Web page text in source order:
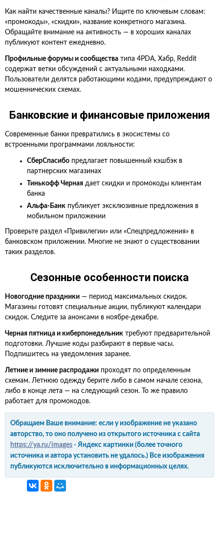
Как найти качественные каналы? Ищите по ключевым словам:
«промокоды», «скидки», название конкретного магазина.
Обращайте внимание на активность — в хороших каналах
публикуют контент ежедневно.
Профильные форумы и сообщества типа 4PDA, Хабр, Reddit
содержат ветки обсуждений с актуальными находками.
Пользователи делятся работающими кодами, предупреждают о
мошеннических схемах.
Банковские и финансовые приложения
Современные банки превратились в экосистемы со
встроенными программами лояльности:
СберСпасибо предлагает повышенный кэшбэк в
партнерских магазинах
Тинькофф Черная дает скидки и промокоды клиентам
банка
Альфа-Банк публикует эксклюзивные предложения в
мобильном приложении
Проверьте раздел «Привилегии» или «Спецпредложения» в
банковском приложении. Многие не знают о существовании
таких разделов.
Сезонные особенности поиска
Новогодние праздники — период максимальных скидок.
Магазины готовят специальные акции, публикуют календари
скидок. Следите за анонсами в ноябре-декабре.
Черная пятница и киберпонедельник требуют предварительной
подготовки. Лучшие коды разбирают в первые часы.
Подпишитесь на уведомления заранее.
Летние и зимние распродажи проходят по определенным
схемам. Летнюю одежду берите либо в самом начале сезона,
либо в конце лета — на следующий сезон. То же правило
работает для промокодов.
Обращаем Ваше внимание: если у изображение не указано
авторство, то оно получено из открытого источника с сайта
https://ya.ru/images - Яндекс картинки (более точного
источника и автора установить не удалось.) Все изображения
публикуются исключительно в информационных целях.